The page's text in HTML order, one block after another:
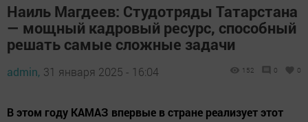
Наиль Магдеев: Студотряды Татарстана
— мощный кадровый ресурс, способный
решать самые сложные задачи
admin, 31 января 2025 - 16:04 152 0 0
В этом году КАМАЗ впервые в стране реализует этот